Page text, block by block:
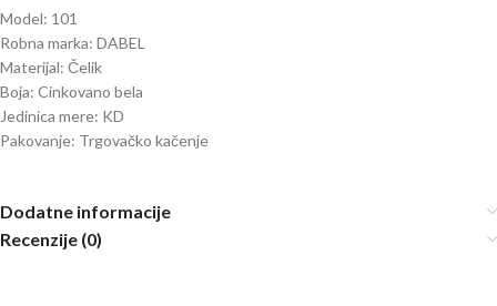
Model: 101
Robna marka: DABEL
Materijal: Čelik
Boja: Cinkovano bela
Jedinica mere: KD
Pakovanje: Trgovačko kačenje
Dodatne informacije
Recenzije (0)